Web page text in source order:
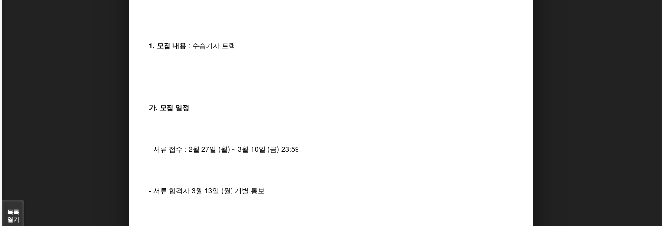
1. 모집 내용 : 수습기자 트랙
가. 모집 일정
- 서류 접수 : 2월 27일 (월) ~ 3월 10일 (금) 23:59
- 서류 합격자 3월 13일 (월) 개별 통보
목록
열기